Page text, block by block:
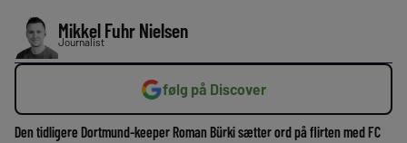
Mikkel Fuhr Nielsen
Journalist
følg på Discover
Den tidligere Dortmund-keeper Roman Bürki sætter ord på flirten med FC